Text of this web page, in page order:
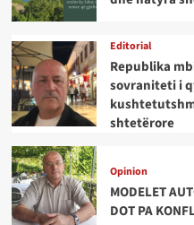
Editorial
Republika
sovraniteti i
shtetërore
Opinion
MODELET
DOT PA